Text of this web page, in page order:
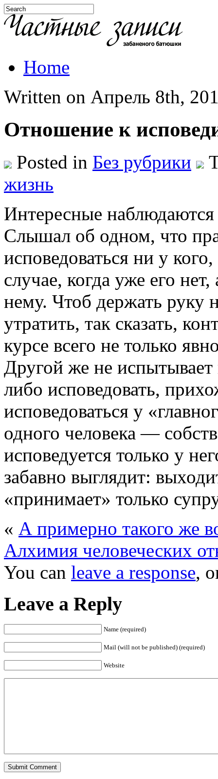
Home
Written on Апрель 8th,
Отношение к
Posted in Без рубрики
жизнь
Интересные наблюдаются
Слышал об одном, что
исповедоваться ни у
случае, когда уже его
нему. Чтоб держать руку
утратить, так сказать,
курсе всего не только
Другой же не
либо исповедовать,
исповедоваться у
одного человека —
исповедуется только у
забавно выглядит:
«принимает» только
« А примерно такого же
Алхимия человеческих
You can leave a response,
Leave a Reply
Name (required)
Mail (will not be published) (required)
Website